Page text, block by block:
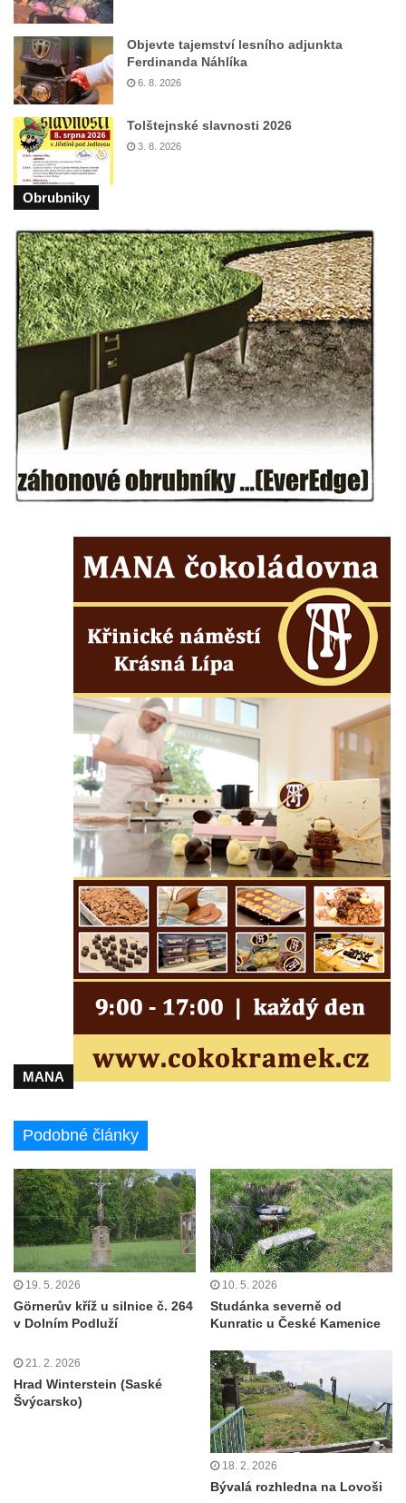
Objevte tajemství lesního adjunkta
Ferdinanda Náhlíka
6. 8. 2026
Tolštejnské slavnosti 2026
3. 8. 2026
Obrubniky
MANA
Podobné články
19. 5. 2026
Görnerův kříž u silnice č. 264
v Dolním Podluží
10. 5. 2026
Studánka severně od
Kunratic u České Kamenice
21. 2. 2026
Hrad Winterstein (Saské
Švýcarsko)
18. 2. 2026
Bývalá rozhledna na Lovoši